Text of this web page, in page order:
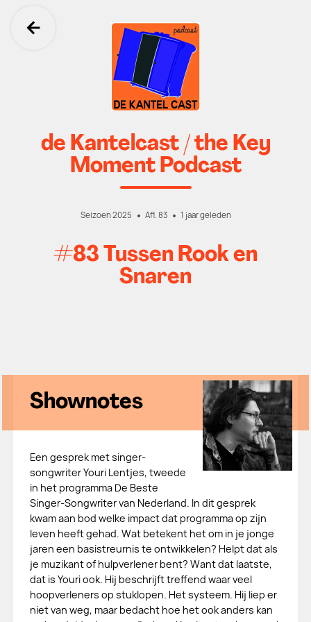
Ga terug
de Kantelcast / the Key
Moment Podcast
Seizoen 2025 Afl. 83 1 jaar geleden
#83 Tussen Rook en
Snaren
Shownotes
Een gesprek met singer-
songwriter Youri Lentjes, tweede
in het programma De Beste
Singer-Songwriter van Nederland. In dit gesprek
kwam aan bod welke impact dat programma op zijn
leven heeft gehad. Wat betekent het om in je jonge
jaren een basistreurnis te ontwikkelen? Helpt dat als
je muzikant of hulpverlener bent? Want dat laatste,
dat is Youri ook. Hij beschrijft treffend waar veel
hoopverleners op stuklopen. Het systeem. Hij liep er
niet van weg, maar bedacht hoe het ook anders kan